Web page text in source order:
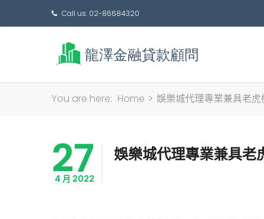
Call us: 02-86684320
You are here: Home > 娛樂城代理專業兼具老
27
4 月 2022
娛樂城代理專業兼具老